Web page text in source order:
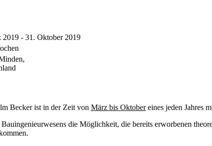
2019 - 31. Oktober 2019
Becker ist in der Zeit von März bis Oktobereines jeden Jahres
die Möglichkeit, die bereits erworbenen